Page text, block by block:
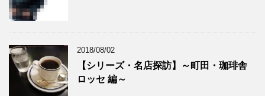
2018/08/02
【シリーズ・名店探訪】～町田・珈琲舎
ロッセ 編～